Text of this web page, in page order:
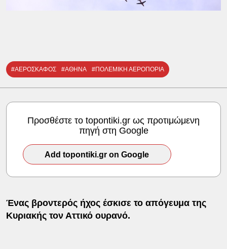
#ΑΕΡΟΣΚΑΦΟΣ #ΑΘΗΝΑ #ΠΟΛΕΜΙΚΗ ΑΕΡΟΠΟΡΙΑ
Προσθέστε το topontiki.gr ως προτιμώμενη
πηγή στη Google
Add topontiki.gr on Google
Ένας βροντερός ήχος έσκισε το απόγευμα της
Κυριακής τον Αττικό ουρανό.